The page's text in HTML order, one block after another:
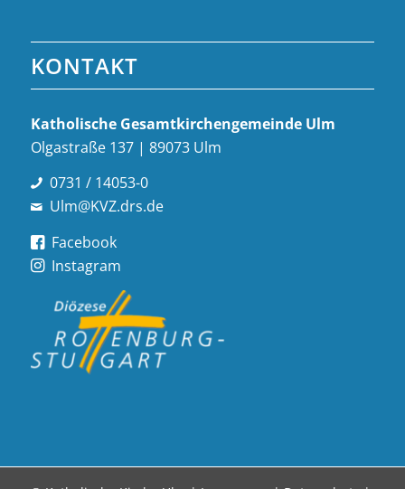
KONTAKT
Katholische Gesamt­kirchen­gemeinde Ulm
Olgastraße 137 | 89073 Ulm
0731 / 14053-0
Ulm@KVZ.drs.de
Facebook
Instagram